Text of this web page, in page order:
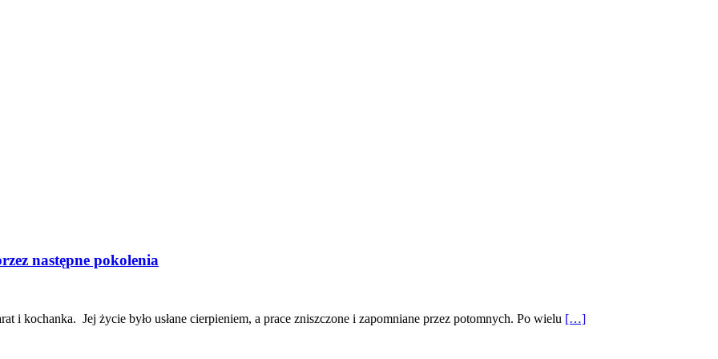
następne pokolenia
i kochanka. Jej życie było usłane cierpieniem, a prace zniszczone i zapomniane przez potomnych. Po wielu […]